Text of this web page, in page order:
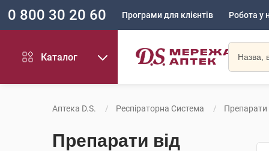
0 800 30 20 60 Програми для клієнтів Робота у
Каталог
Аптека D.S. Респіраторна Система Препарати
Препарати від